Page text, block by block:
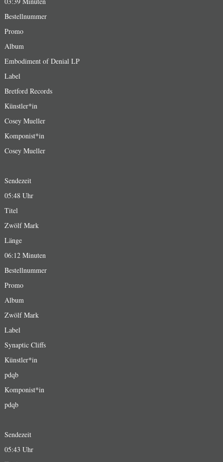
Bestellnummer
Promo
Album
Embodiment of Denial LP
Label
Bretford Records
Künstler*in
Cosey Mueller
Komponist*in
Cosey Mueller
Sendezeit
05:48 Uhr
Titel
Zwölf Mark
Länge
06:12 Minuten
Bestellnummer
Promo
Album
Zwölf Mark
Label
Synaptic Cliffs
Künstler*in
pdqb
Komponist*in
pdqb
Sendezeit
05:43 Uhr